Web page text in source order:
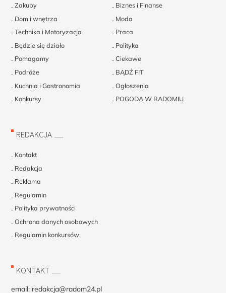
Zakupy
Biznes i Finanse
Dom i wnętrza
Moda
Technika i Motoryzacja
Praca
Będzie się działo
Polityka
Pomagamy
Ciekawe
Podróże
BĄDŹ FIT
Kuchnia i Gastronomia
Ogłoszenia
Konkursy
POGODA W RADOMIU
REDAKCJA
Kontakt
Redakcja
Reklama
Regulamin
Polityka prywatności
Ochrona danych osobowych
Regulamin konkursów
KONTAKT
email: redakcja@radom24.pl